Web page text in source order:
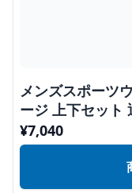
メンズスポーツ
ージ 上下セット
¥7,040